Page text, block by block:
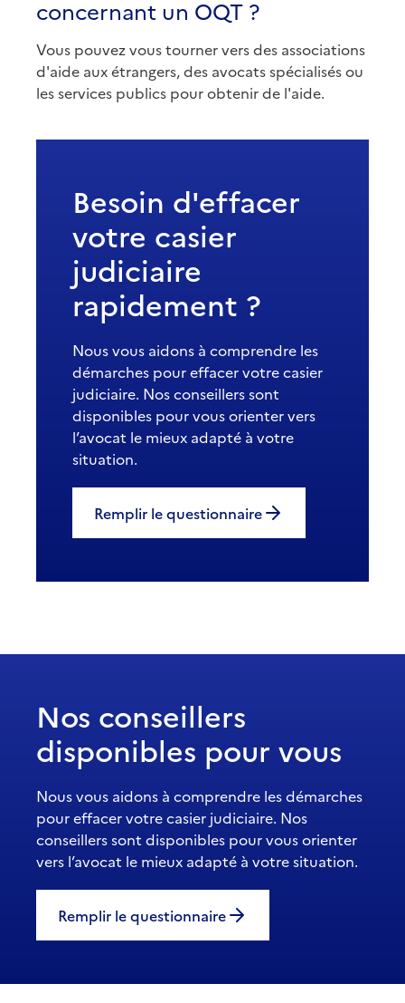
concernant un OQT ?
Vous pouvez vous tourner vers des associations
d'aide aux étrangers, des avocats spécialisés ou
les services publics pour obtenir de l'aide.
Besoin d'effacer
votre casier
judiciaire
rapidement ?
Nous vous aidons à comprendre les
démarches pour effacer votre casier
judiciaire. Nos conseillers sont
disponibles pour vous orienter vers
l’avocat le mieux adapté à votre
situation.
Remplir le questionnaire
Nos conseillers
disponibles pour vous
Nous vous aidons à comprendre les démarches
pour effacer votre casier judiciaire. Nos
conseillers sont disponibles pour vous orienter
vers l’avocat le mieux adapté à votre situation.
Remplir le questionnaire